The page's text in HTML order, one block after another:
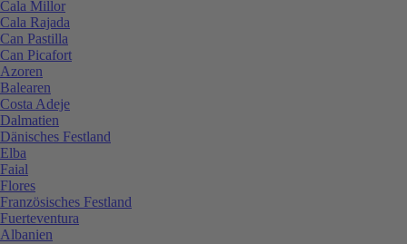
Cala Millor
Cala Rajada
Can Pastilla
Can Picafort
Azoren
Balearen
Costa Adeje
Dalmatien
Dänisches Festland
Elba
Faial
Flores
Französisches Festland
Fuerteventura
Albanien